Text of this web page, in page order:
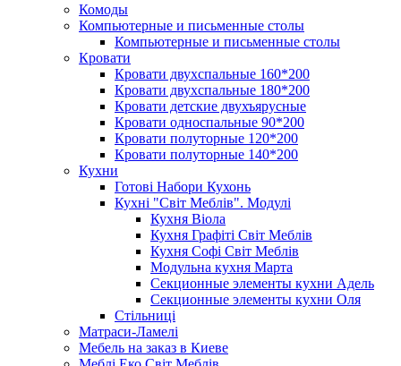
Комоды
Компьютерные и письменные столы
Компьютерные и письменные столы
Кровати
Кровати двухспальные 160*200
Кровати двухспальные 180*200
Кровати детские двухъярусные
Кровати односпальные 90*200
Кровати полуторные 120*200
Кровати полуторные 140*200
Кухни
Готові Набори Кухонь
Кухні "Світ Меблів". Модулі
Кухня Віола
Кухня Графіті Світ Меблів
Кухня Софі Світ Меблів
Модульна кухня Марта
Секционные элементы кухни Адель
Секционные элементы кухни Оля
Стільниці
Матраси-Ламелі
Мебель на заказ в Киеве